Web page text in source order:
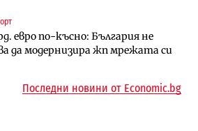
евро по-късно: България не
да модернизира жп мрежата си
ще работи само още
седмици, ако сушата продължи
за редки болести
в капан на обществените
Последни новини от Economic.bg